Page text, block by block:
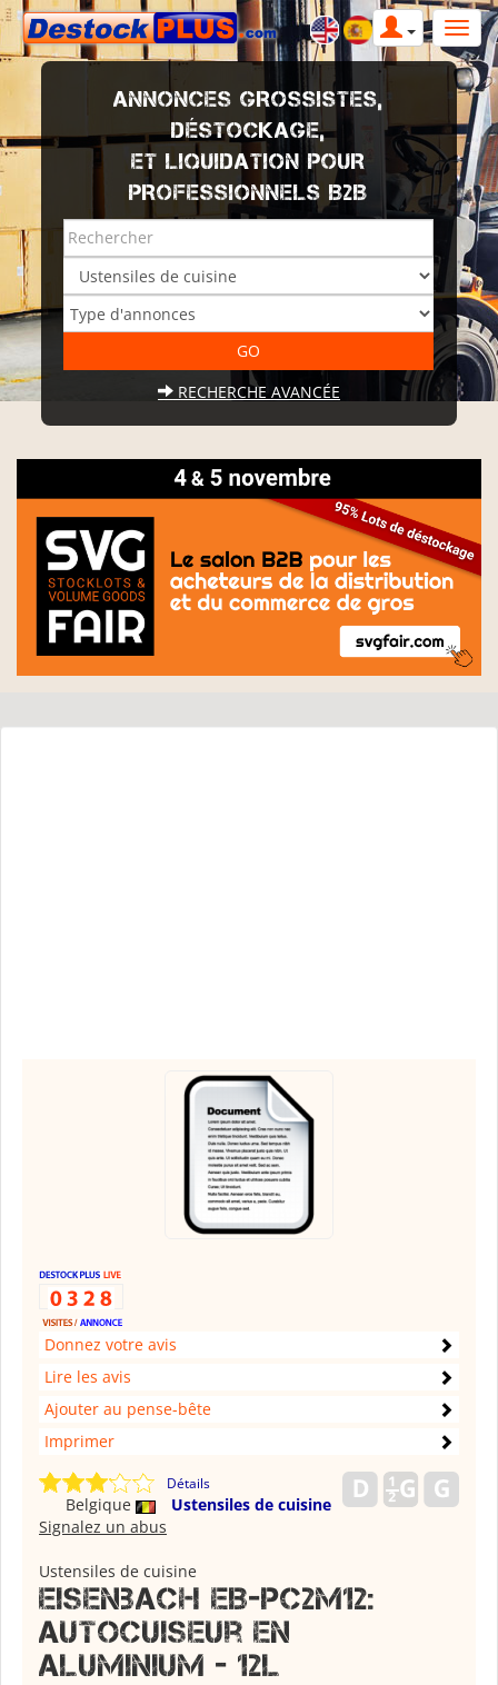
ANNONCES GROSSISTES,
DÉSTOCKAGE,
ET LIQUIDATION POUR
PROFESSIONNELS B2B
RECHERCHE AVANCÉE
Donnez votre avis
Lire les avis
Ajouter au pense-bête
Imprimer
Détails
Belgique
Ustensiles de cuisine
Signalez un abus
Ustensiles de cuisine
Eisenbach EB-PC2M12:
Autocuiseur en
Aluminium - 12L